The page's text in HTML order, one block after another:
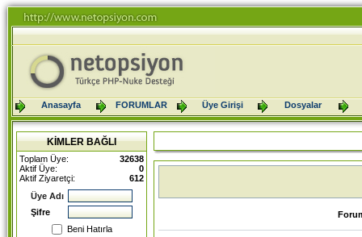
Anasayfa FORUMLAR Üye Girişi Dosyalar
KİMLER BAĞLI
Toplam Üye:
32638
Aktif Üye:
0
Aktif Ziyaretçi:
612
Üye Adı
Şifre
Beni Hatırla